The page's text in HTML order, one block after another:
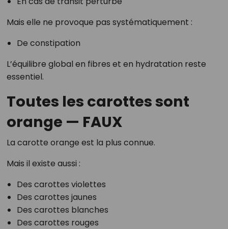
Mais elle ne provoque pas systématiquement :
De constipation
L’équilibre global en fibres et en hydratation reste
essentiel.
Toutes les carottes sont
orange — FAUX
La carotte orange est la plus connue.
Mais il existe aussi :
Des carottes violettes
Des carottes jaunes
Des carottes blanches
Des carottes rouges